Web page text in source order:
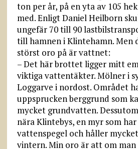
ton per år, på en yta av 105
med. Enligt Daniel Heilborn
ungefär 70 till 90
till hamnen i Klintehamn. Men
störst oro på är vattnet:
– Det här brottet ligger mitt
viktiga vattentäkter. Mölner i
Loggarve i nordost. Området
uppsprucken berggrund som
mycket grundvatten.
nära Klintebys, en myr som
vattenspegel och håller
vintern. Min oro är att om